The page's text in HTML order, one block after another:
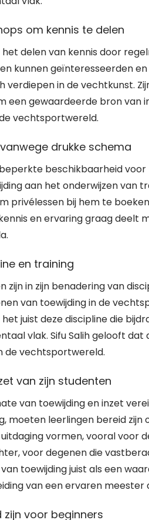
om kennis te delen
delen van kennis door
kunnen geïnteresseerden
verdiepen in de vechtkunst.
een gewaardeerde bron van
vechtsportwereld.
drukke schema
beschikbaarheid
aan het onderwijzen van
privélessen bij hem te
en ervaring graag deelt
en training
in zijn benadering van
van toewijding in de
juist deze discipline die
vlak. Sifu Salih gelooft
de vechtsportwereld.
van zijn studenten
van toewijding en inzet
moeten leerlingen bereid zijn
vormen, vooral voor
voor degenen die
toewijding juist als een
van een ervaren meester
zijn voor beginners